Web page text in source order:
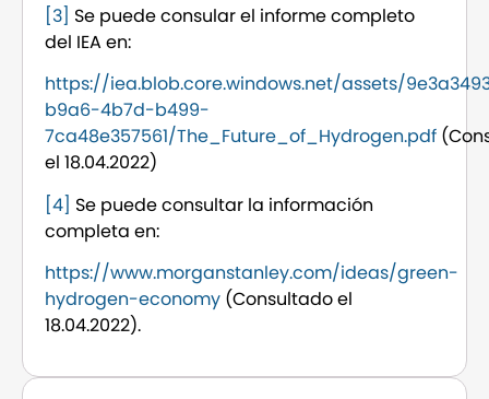
[3] Se puede consular el informe completo
del IEA en:
https://iea.blob.core.windows.net/assets/
b9a6-4b7d-b499-
7ca48e357561/The_Future_of_Hydrogen.pdf
el 18.04.2022)
[4] Se puede consultar la información
completa en:
https://www.morganstanley.com/ideas/green-
hydrogen-economy (Consultado el
18.04.2022).